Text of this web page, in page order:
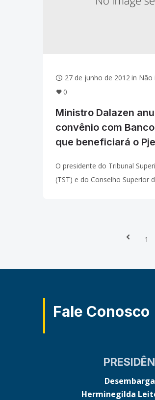
27 de junho de 2012 in Não
0
Ministro Dalazen
convênio com
que beneficiará o
O presidente do Tribunal
(TST) e do Conselho Superior
1
Fale Conosco
Herminegilda